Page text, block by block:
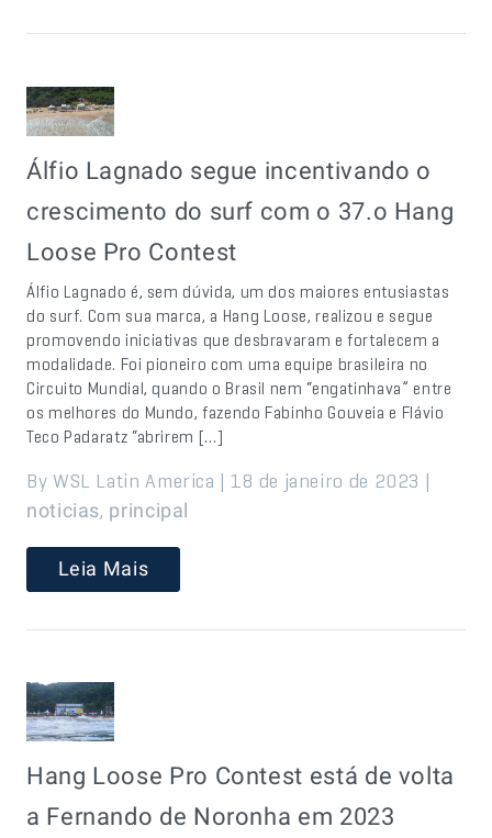
Álfio Lagnado segue incentivando o
crescimento do surf com o 37.o Hang
Loose Pro Contest
Álfio Lagnado é, sem dúvida, um dos maiores entusiastas
do surf. Com sua marca, a Hang Loose, realizou e segue
promovendo iniciativas que desbravaram e fortalecem a
modalidade. Foi pioneiro com uma equipe brasileira no
Circuito Mundial, quando o Brasil nem “engatinhava” entre
os melhores do Mundo, fazendo Fabinho Gouveia e Flávio
Teco Padaratz “abrirem […]
By WSL Latin America | 18 de janeiro de 2023 |
noticias, principal
Leia Mais
Hang Loose Pro Contest está de volta
a Fernando de Noronha em 2023